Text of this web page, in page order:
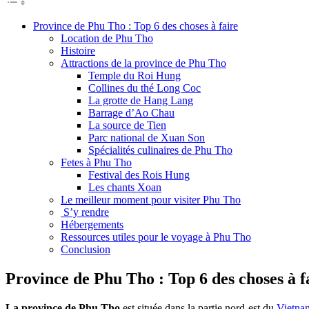
Province de Phu Tho : Top 6 des choses à faire
Location de Phu Tho
Histoire
Attractions de la province de Phu Tho
Temple du Roi Hung
Collines du thé Long Coc
La grotte de Hang Lang
Barrage d’Ao Chau
La source de Tien
Parc national de Xuan Son
Spécialités culinaires de Phu Tho
Fetes à Phu Tho
Festival des Rois Hung
Les chants Xoan
Le meilleur moment pour visiter Phu Tho
S’y rendre
Hébergements
Ressources utiles pour le voyage à Phu Tho
Conclusion
Province de Phu Tho : Top 6 des choses à